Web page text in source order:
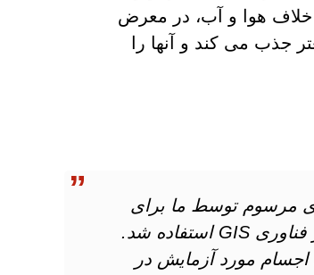
هوا و آب، در معرض
جذب می کند و آنها را
مرسوم توسط ما برای
ساختن نقشه‌هایی از وضعیت اکولوژیکی خاک با استفاده از فناوری GIS استفاده شد.
اجسام مورد آزمایش در